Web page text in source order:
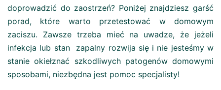
doprowadzić do zaostrzeń? Poniżej znajdziesz garść
porad, które warto przetestować w domowym
zaciszu. Zawsze trzeba mieć na uwadze, że jeżeli
infekcja lub stan zapalny rozwija się i nie jesteśmy w
stanie okiełznać szkodliwych patogenów domowymi
sposobami, niezbędna jest pomoc specjalisty!